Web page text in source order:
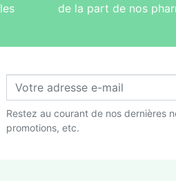
de la part de nos
Restez au courant de nos dernières
promotions, etc.